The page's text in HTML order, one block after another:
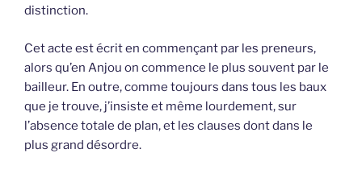
distinction.
Cet acte est écrit en commençant par les preneurs,
alors qu’en Anjou on commence le plus souvent par le
bailleur. En outre, comme toujours dans tous les baux
que je trouve, j’insiste et même lourdement, sur
l’absence totale de plan, et les clauses dont dans le
plus grand désordre.